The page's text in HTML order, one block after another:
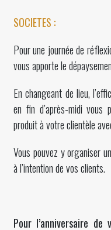
SOCIETES :
Pour une journée de
vous apporte le
En changeant de lieu,
en fin d’après-midi vous
produit à votre clientèle
Vous pouvez y organiser
à l’intention de vos clients.
Pour l’anniversaire